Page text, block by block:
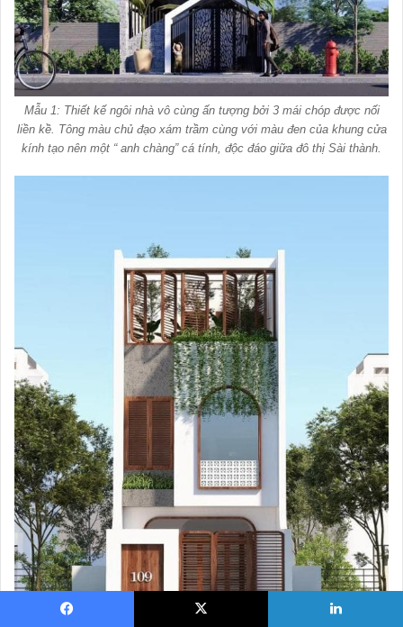
Mẫu 1: Thiết kế ngôi nhà vô cùng ấn tượng bởi 3 mái chóp được nối
liền kề. Tông màu chủ đạo xám trầm cùng với màu đen của khung cửa
kính tạo nên một “ anh chàng” cá tính, độc đáo giữa đô thị Sài thành.